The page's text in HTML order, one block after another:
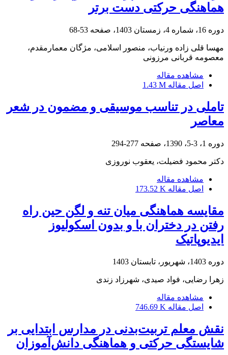
هماهنگی حرکتی دست برتر
دوره 16، شماره 4، زمستان 1403، صفحه 53-68
مهسا قلی زاده ورنیاب، منصور اسلامی، مژگان معمارمقدم،
معصومه قربانی مرزونی
مشاهده مقاله
اصل مقاله 1.43 M
تاملی در تناسب موسیقی و مضمون در شعر
معاصر
دوره 1، 3-5، 1390، صفحه 277-294
دکتر محمود فضیلت، یعقوب نوروزی
مشاهده مقاله
اصل مقاله 173.52 K
مقایسه هماهنگی میان تنه و لگن حین راه
رفتن در دختران با و بدون اسکولیوز
ایدیوپاتیک
دوره 1403، شهریور، تابستان 1403
زهرا رضایی، فواد صیدی، شهرزاد زندی
مشاهده مقاله
اصل مقاله 746.69 K
نقش معلم تربیت‌بدنی در مدارس ابتدایی بر
شایستگی حرکتی و هماهنگی دانش‌آموزان